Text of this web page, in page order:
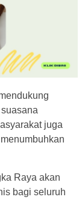
juga
Raya akan
bagi seluruh